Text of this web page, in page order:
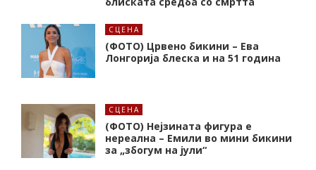
СЦЕНА
(ФОТО) Црвено бикини – Ева
Лонгорија блеска и на 51 година
СЦЕНА
(ФОТО) Нејзината фигура е
нереална – Емили во мини бикини
за „збогум на јули“